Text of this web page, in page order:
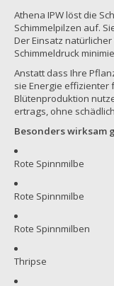
Athena IPW löst die
Schimmelpilzen auf.
Der Einsatz
Schimmeldruck
Anstatt dass Ihre
sie Energie effizienter
Blütenproduktion
ertrags, ohne
Besonders wirksam
Rote Spinnmilbe
Rote Spinnmilbe
Rote Spinnmilben
Thripse